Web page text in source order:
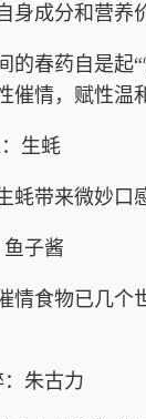
成分和营养价
春药自是起“
催情，赋性温
生蚝
来微妙口感
子酱
食物已几个世
朱古力